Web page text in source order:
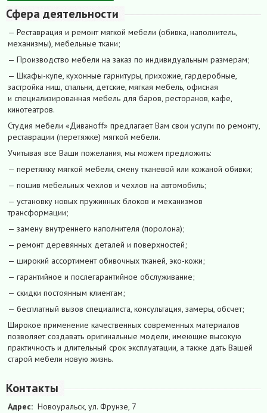
Сфера деятельности
— Реставрация и ремонт мягкой мебели (обивка, наполнитель,
механизмы), мебельные ткани;
— Производство мебели на заказ по индивидуальным размерам;
— Шкафы-купе, кухонные гарнитуры, прихожие, гардеробные,
застройка ниш, спальни, детские, мягкая мебель, офисная
и специализированная мебель для баров, ресторанов, кафе,
кинотеатров.
Студия мебели «Диваноff» предлагает Вам свои услуги по ремонту,
реставрации (перетяжке) мягкой мебели.
Учитывая все Ваши пожелания, мы можем предложить:
— перетяжку мягкой мебели, смену тканевой или кожаной обивки;
— пошив мебельных чехлов и чехлов на автомобиль;
— установку новых пружинных блоков и механизмов
трансформации;
— замену внутреннего наполнителя (поролона);
— ремонт деревянных деталей и поверхностей;
— широкий ассортимент обивочных тканей, эко-кожи;
— гарантийное и послегарантийное обслуживание;
— скидки постоянным клиентам;
— бесплатный вызов специалиста, консультация, замеры, обсчет;
Широкое применение качественных современных материалов
позволяет создавать оригинальные модели, имеющие высокую
практичность и длительный срок эксплуатации, а также дать Вашей
старой мебели новую жизнь.
Контакты
Адрес: Новоуральск, ул. Фрунзе, 7